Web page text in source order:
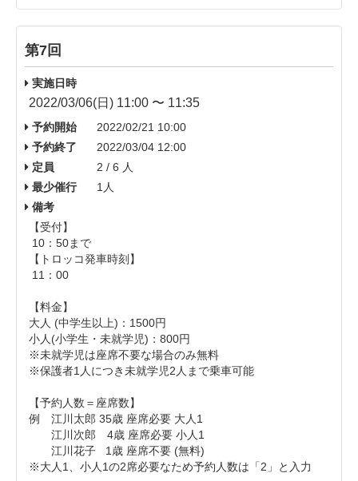
第7回
実施日時
2022/03/06(日) 11:00 〜 11:35
予約開始
2022/02/21 10:00
予約終了
2022/03/04 12:00
定員
2 / 6 人
最少催行
1人
備考
【受付】
10：50まで
【トロッコ発車時刻】
11：00
【料金】
大人 (中学生以上)： 1500円
小人(小学生・未就学児)：800円
※未就学児は座席不要な場合のみ無料
※保護者1人につき未就学児2人まで乗車可能
【予約人数＝座席数】
例 江川太郎 35歳 座席必要 大人1
江川次郎 4歳 座席必要 小人1
江川花子 1歳 座席不要 (無料)
※大人1、小人1の2席必要なため予約人数は「2」と入力